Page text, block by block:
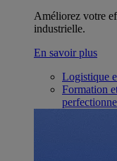
Améliorez votre
industrielle.
En savoir plus
Logistique
Formation